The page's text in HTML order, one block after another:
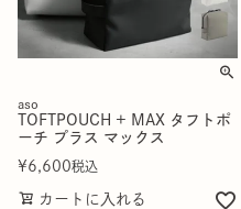
aso
TOFTPOUCH + MAX タフトポ
ーチ プラス マックス
¥6,600税込
カートに入れる